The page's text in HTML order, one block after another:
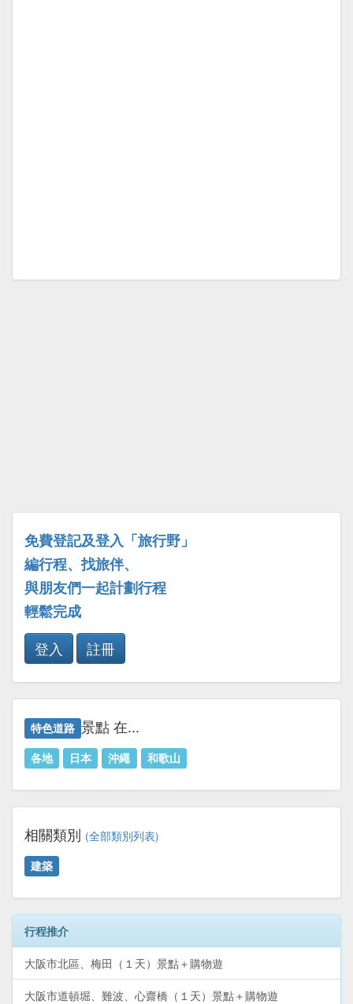
免費登記及登入「旅行野」
編行程、找旅伴、
與朋友們一起計劃行程
輕鬆完成
登入
註冊
特色道路 景點 在...
各地 日本 沖繩 和歌山
相關類別 (全部類別列表)
建築
行程推介
大阪市北區、梅田（１天）景點＋購物遊
大阪市道頓堀、難波、心齋橋（１天）景點＋購物遊